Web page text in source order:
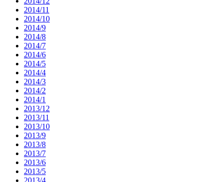
2014/11
2014/10
2014/9
2014/8
2014/7
2014/6
2014/5
2014/4
2014/3
2014/2
2014/1
2013/12
2013/11
2013/10
2013/9
2013/8
2013/7
2013/6
2013/5
2013/4